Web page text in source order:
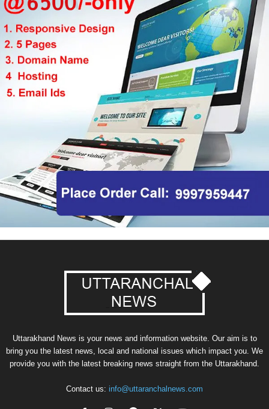
Uttarakhand News is your news and information website. Our aim is to
bring you the latest news, local and national issues which impact you. We
provide you with the latest breaking news straight from the Uttarakhand.
Contact us: info@uttaranchalnews.com